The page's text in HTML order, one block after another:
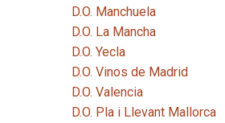
D.O. Manchuela
D.O. La Mancha
D.O. Yecla
D.O. Vinos de Madrid
D.O. Valencia
D.O. Pla i Llevant Mallorca